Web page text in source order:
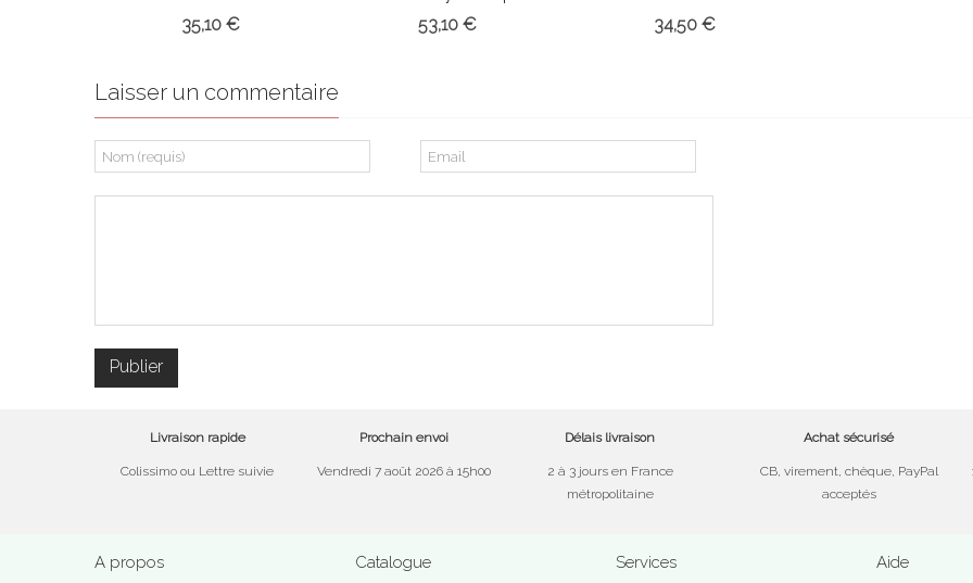
35,10 €
53,10 €
perforé
34,50 €
Laisser un commentaire
Livraison rapide
Colissimo ou Lettre suivie
Prochain envoi
Vendredi 7 août 2026 à 15h00
Délais livraison
2 à 3 jours en France
métropolitaine
Achat sécurisé
CB, virement, chèque, PayPal
acceptés
A propos Catalogue Services Aide